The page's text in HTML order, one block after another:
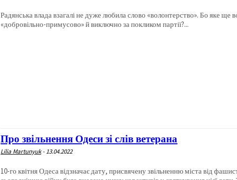
Радянська влада взагалі не дуже любила слово «волонтерство». Бо яке ще
«добровільно-примусово» й виключно за покликом партії?...
Про звільнення Одеси зі слів ветерана
Lilia Martunyuk - 13.04.2022
10-го квітня Одеса відзначає дату, присвячену звільненню міста від фашистських